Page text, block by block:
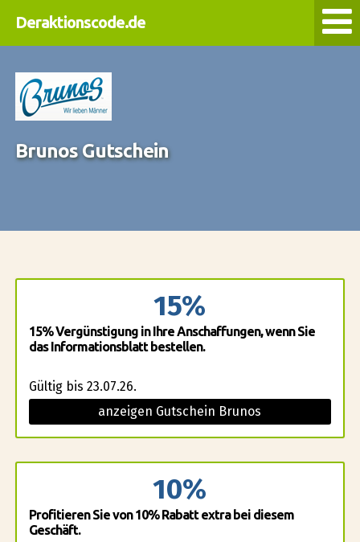
Deraktionscode.de
Brunos Gutschein
15%
15% Vergünstigung in Ihre Anschaffungen, wenn Sie
das Informationsblatt bestellen.
Gültig bis 23.07.26.
anzeigen Gutschein Brunos
10%
Profitieren Sie von 10% Rabatt extra bei diesem
Geschäft.